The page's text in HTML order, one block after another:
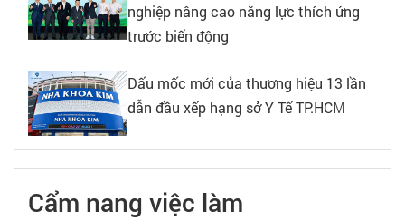
nghiệp nâng cao năng lực thích ứng
trước biến động
Dấu mốc mới của thương hiệu 13 lần
dẫn đầu xếp hạng sở Y Tế TP.HCM
Cẩm nang việc làm